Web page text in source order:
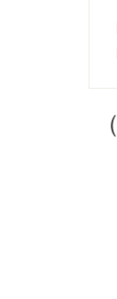
政务公开